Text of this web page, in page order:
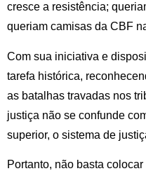
cresce a resistência;
queriam camisas da CBF
Com sua iniciativa e
tarefa histórica,
as batalhas travadas nos
justiça não se confunde
superior, o sistema de
Portanto, não basta